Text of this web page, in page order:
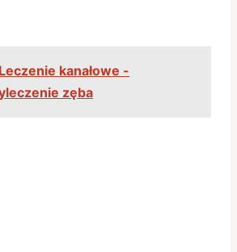
Leczenie kanałowe -
zęba